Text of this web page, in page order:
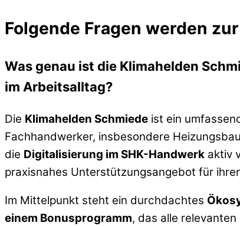
Folgende Fragen werden
Was genau ist die Klimahelden
im Arbeitsalltag?
Die Klimahelden Schmiede ist ein
Fachhandwerker, insbesondere
die Digitalisierung im SHK-Handwerk aktiv
praxisnahes Unterstützungsangebot für
Im Mittelpunkt steht ein durchdachtes
einem Bonusprogramm, das alle